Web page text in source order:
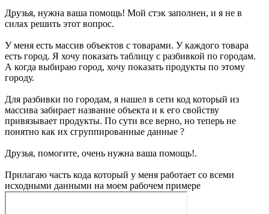
Друзья, нужна ваша помощь! Мой стэк заполнен, и я не в
силах решить этот вопрос.
У меня есть массив объектов с товарами. У каждого товара
есть город. Я хочу показать таблицу с разбивкой по городам.
А когда выбираю город, хочу показать продукты по этому
городу.
Для разбивки по городам, я нашел в сети код который из
массива забирает название объекта и к его свойству
привязывает продукты. По сути все верно, но теперь не
понятно как их сгруппированные данные ?
Друзья, помогите, очень нужна ваша помощь!.
Прилагаю часть кода который у меня работает со всеми
исходными данными на моем рабочем примере